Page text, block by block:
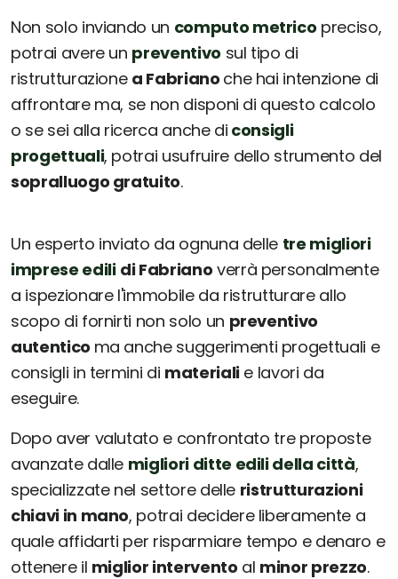
Non solo inviando un computo metrico preciso,
potrai avere un preventivo sul tipo di
ristrutturazione a Fabriano che hai intenzione di
affrontare ma, se non disponi di questo calcolo
o se sei alla ricerca anche di consigli
progettuali, potrai usufruire dello strumento del
sopralluogo gratuito.
Un esperto inviato da ognuna delle tre migliori
imprese edili di Fabriano verrà personalmente
a ispezionare l'immobile da ristrutturare allo
scopo di fornirti non solo un preventivo
autentico ma anche suggerimenti progettuali e
consigli in termini di materialie lavori da
eseguire.
Dopo aver valutato e confrontato tre proposte
avanzate dalle migliori ditte edili della città,
specializzate nel settore delle ristrutturazioni
chiavi in mano, potrai decidere liberamente a
quale affidarti per risparmiare tempo e denaro e
ottenere il miglior intervento al minor prezzo.